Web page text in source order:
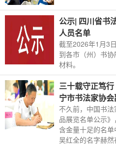
公示| 四川省书
人员名单
截至2026年1月3
到各市（州）书
材料。
三十载守正笃
宁市书法家协
不久前，中国书
品展览名单公示
含金量十足的名
吴红全的名字赫然